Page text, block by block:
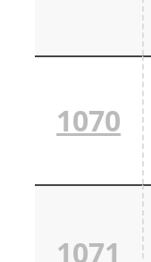
1070
1071